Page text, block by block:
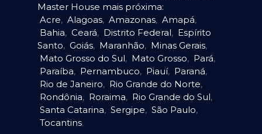
Master House mais próxima:
Acre, Alagoas, Amazonas, Amapá,
Bahia, Ceará, Distrito Federal, Espírito
Santo, Goiás, Maranhão, Minas Gerais,
Mato Grosso do Sul, Mato Grosso, Pará,
Paraíba, Pernambuco, Piauí, Paraná,
Rio de Janeiro, Rio Grande do Norte,
Rondônia, Roraima, Rio Grande do Sul,
Santa Catarina, Sergipe, São Paulo,
Tocantins.